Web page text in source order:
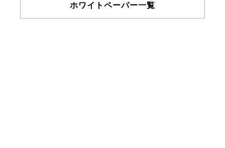
ホワイトペーパー一覧